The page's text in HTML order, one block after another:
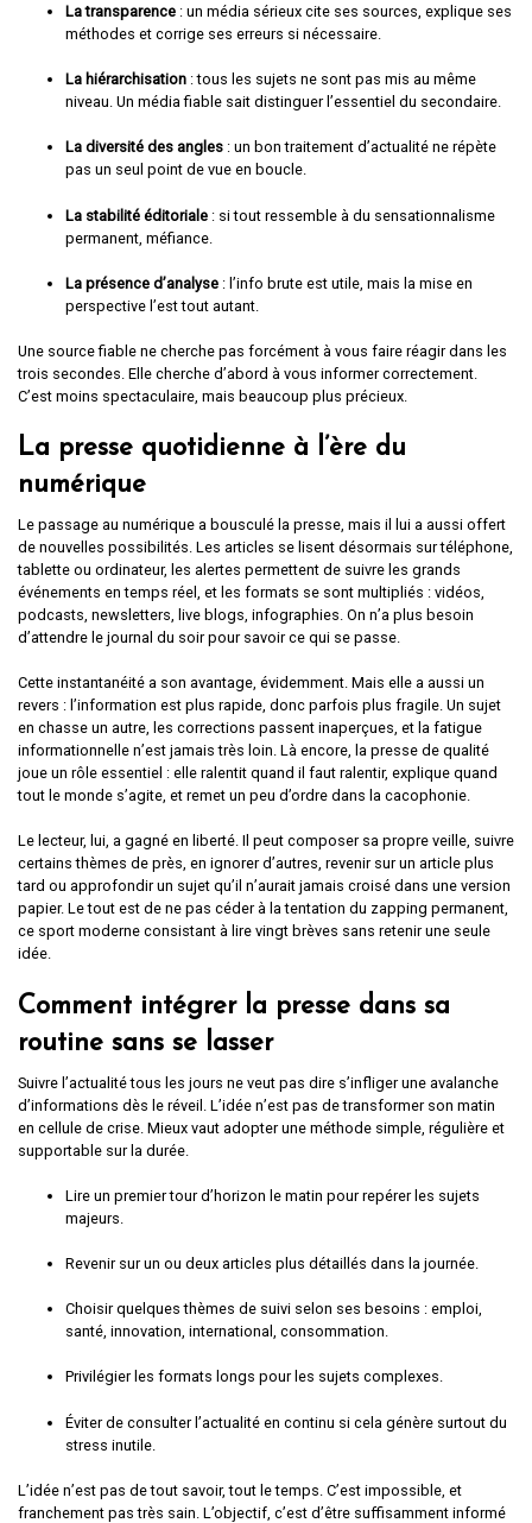
La transparence : un média sérieux cite ses sources, explique ses
méthodes et corrige ses erreurs si nécessaire.
La hiérarchisation : tous les sujets ne sont pas mis au même
niveau. Un média fiable sait distinguer l’essentiel du secondaire.
La diversité des angles : un bon traitement d’actualité ne répète
pas un seul point de vue en boucle.
La stabilité éditoriale : si tout ressemble à du sensationnalisme
permanent, méfiance.
La présence d’analyse : l’info brute est utile, mais la mise en
perspective l’est tout autant.
Une source fiable ne cherche pas forcément à vous faire réagir dans les
trois secondes. Elle cherche d’abord à vous informer correctement.
C’est moins spectaculaire, mais beaucoup plus précieux.
La presse quotidienne à l’ère du
numérique
Le passage au numérique a bousculé la presse, mais il lui a aussi offert
de nouvelles possibilités. Les articles se lisent désormais sur téléphone,
tablette ou ordinateur, les alertes permettent de suivre les grands
événements en temps réel, et les formats se sont multipliés : vidéos,
podcasts, newsletters, live blogs, infographies. On n’a plus besoin
d’attendre le journal du soir pour savoir ce qui se passe.
Cette instantanéité a son avantage, évidemment. Mais elle a aussi un
revers : l’information est plus rapide, donc parfois plus fragile. Un sujet
en chasse un autre, les corrections passent inaperçues, et la fatigue
informationnelle n’est jamais très loin. Là encore, la presse de qualité
joue un rôle essentiel : elle ralentit quand il faut ralentir, explique quand
tout le monde s’agite, et remet un peu d’ordre dans la cacophonie.
Le lecteur, lui, a gagné en liberté. Il peut composer sa propre veille, suivre
certains thèmes de près, en ignorer d’autres, revenir sur un article plus
tard ou approfondir un sujet qu’il n’aurait jamais croisé dans une version
papier. Le tout est de ne pas céder à la tentation du zapping permanent,
ce sport moderne consistant à lire vingt brèves sans retenir une seule
idée.
Comment intégrer la presse dans sa
routine sans se lasser
Suivre l’actualité tous les jours ne veut pas dire s’infliger une avalanche
d’informations dès le réveil. L’idée n’est pas de transformer son matin
en cellule de crise. Mieux vaut adopter une méthode simple, régulière et
supportable sur la durée.
Lire un premier tour d’horizon le matin pour repérer les sujets
majeurs.
Revenir sur un ou deux articles plus détaillés dans la journée.
Choisir quelques thèmes de suivi selon ses besoins : emploi,
santé, innovation, international, consommation.
Privilégier les formats longs pour les sujets complexes.
Éviter de consulter l’actualité en continu si cela génère surtout du
stress inutile.
L’idée n’est pas de tout savoir, tout le temps. C’est impossible, et
franchement pas très sain. L’objectif, c’est d’être suffisamment informé